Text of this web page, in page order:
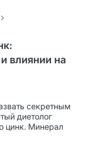
влиянии на
секретным
диетолог
цинк. Минерал